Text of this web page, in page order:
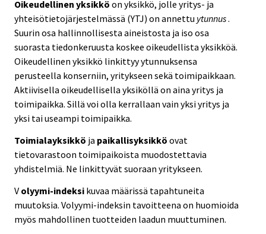
Oikeudellinen yksikkö on yksikkö, jolle yritys- ja
yhteisötietojärjestelmässä (YTJ) on annettu ytunnus.
Suurin osa hallinnollisesta aineistosta ja iso osa
suorasta tiedonkeruusta koskee oikeudellista yksikköä.
Oikeudellinen yksikkö linkittyy ytunnuksensa
perusteella konserniin, yritykseen sekä toimipaikkaan.
Aktiivisella oikeudellisella yksiköllä on aina yritys ja
toimipaikka. Sillä voi olla kerrallaan vain yksi yritys ja
yksi tai useampi toimipaikka.
Toimialayksikkö ja paikallisyksikkö ovat
tietovarastoon toimipaikoista muodostettavia
yhdistelmiä. Ne linkittyvät suoraan yritykseen.
V olyymi-indeksi kuvaa määrissä tapahtuneita
muutoksia. Volyymi-indeksin tavoitteena on huomioida
myös mahdollinen tuotteiden laadun muuttuminen.